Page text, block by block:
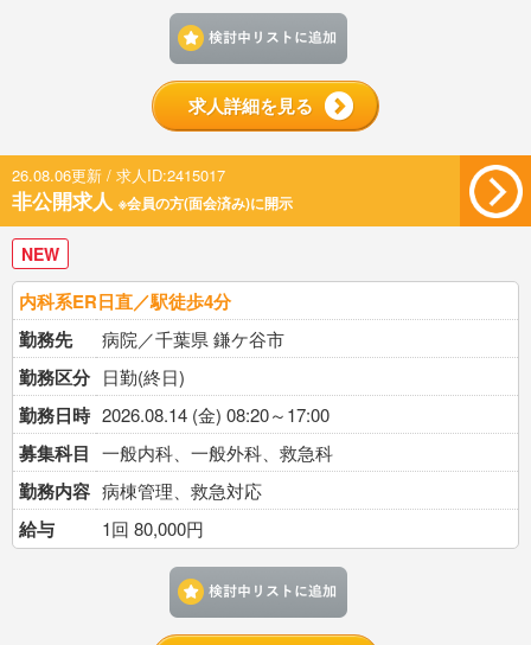
求人詳細を見る
26.08.06更新 / 求人ID:2415017
非公開求人 ※会員の方(面会済み)に開示
NEW
内科系ER日直／駅徒歩4分
勤務先
病院／千葉県 鎌ケ谷市
勤務区分 日勤(終日)
勤務日時 2026.08.14 (金) 08:20～17:00
募集科目 一般内科、一般外科、救急科
勤務内容 病棟管理、救急対応
給与 1回 80,000円